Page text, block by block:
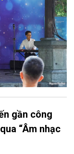
gần công
“Âm nhạc